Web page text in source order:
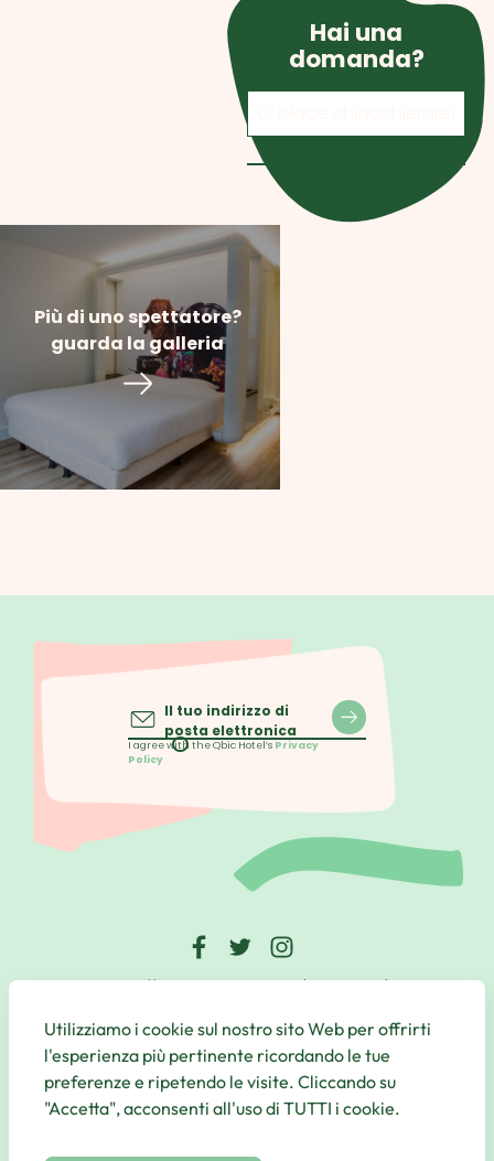
Hai una
domanda?
Più di uno spettatore?
guarda la galleria
Il tuo indirizzo di
posta elettronica
I agree with the Qbic Hotel’s Privacy
Policy
© Qbic Hotels & Motley 2026 All Rights Reserved.
Website byUP Hotel Agency
Useful
Utilizziamo i cookie sul nostro sito Web per offrirti
l'esperienza più pertinente ricordando le tue
preferenze e ripetendo le visite. Cliccando su
"Accetta", acconsenti all'uso di TUTTI i cookie.